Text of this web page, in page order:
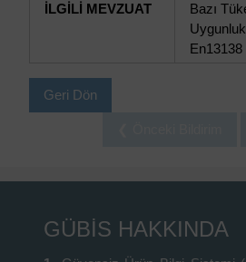
İLGİLİ MEVZUAT
Bazı
En13138
Geri Dön
GÜBİS HAKKINDA